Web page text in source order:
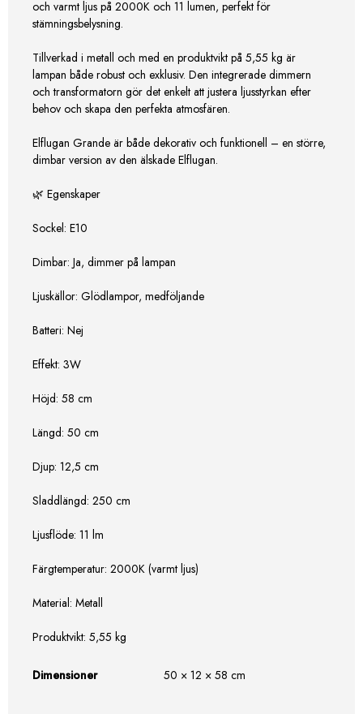
och varmt ljus på 2000K och 11 lumen, perfekt för
stämningsbelysning.
Tillverkad i metall och med en produktvikt på 5,55 kg är
lampan både robust och exklusiv. Den integrerade dimmern
och transformatorn gör det enkelt att justera ljusstyrkan efter
behov och skapa den perfekta atmosfären.
Elflugan Grande är både dekorativ och funktionell – en större,
dimbar version av den älskade Elflugan.
🌿 Egenskaper
Sockel: E10
Dimbar: Ja, dimmer på lampan
Ljuskällor: Glödlampor, medföljande
Batteri: Nej
Effekt: 3W
Höjd: 58 cm
Längd: 50 cm
Djup: 12,5 cm
Sladdlängd: 250 cm
Ljusflöde: 11 lm
Färgtemperatur: 2000K (varmt ljus)
Material: Metall
Produktvikt: 5,55 kg
Dimensioner 50 × 12 × 58 cm